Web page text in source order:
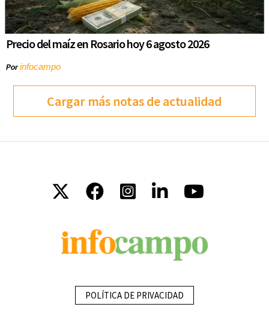
Precio del maíz en Rosario hoy 6 agosto 2026
Porinfocampo
Cargar más notas de actualidad
POLÍTICA DE PRIVACIDAD